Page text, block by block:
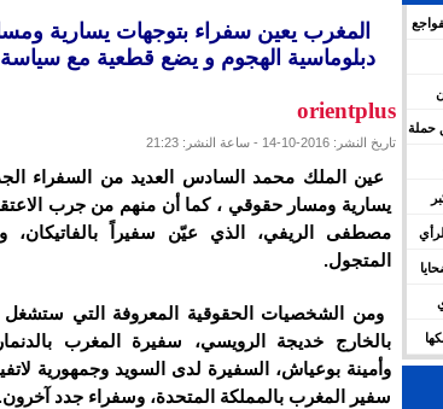
حملة
تمسكها
المغرب يعين سفراء بتوجهات يسارية
دبلوماسية الهجوم و يضع قطعية مع سياسة
orientplus
تاريخ النشر: 2016-10-14 - ساعة النشر: 21:23
عين الملك محمد السادس العديد من السفراء
يسارية ومسار حقوقي ، كما أن منهم من جرب
مصطفى الريفي، الذي عيّن سفيراً بالفاتيكان،
المتجول.
ومن الشخصيات الحقوقية المعروفة التي
بالخارج خديجة الرويسي، سفيرة المغرب
وأمينة بوعياش، السفيرة لدى السويد وجمهورية
سفير المغرب بالمملكة المتحدة، وسفراء جدد آخرون.